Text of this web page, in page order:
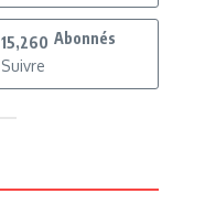
15,260 Abonnés
Suivre